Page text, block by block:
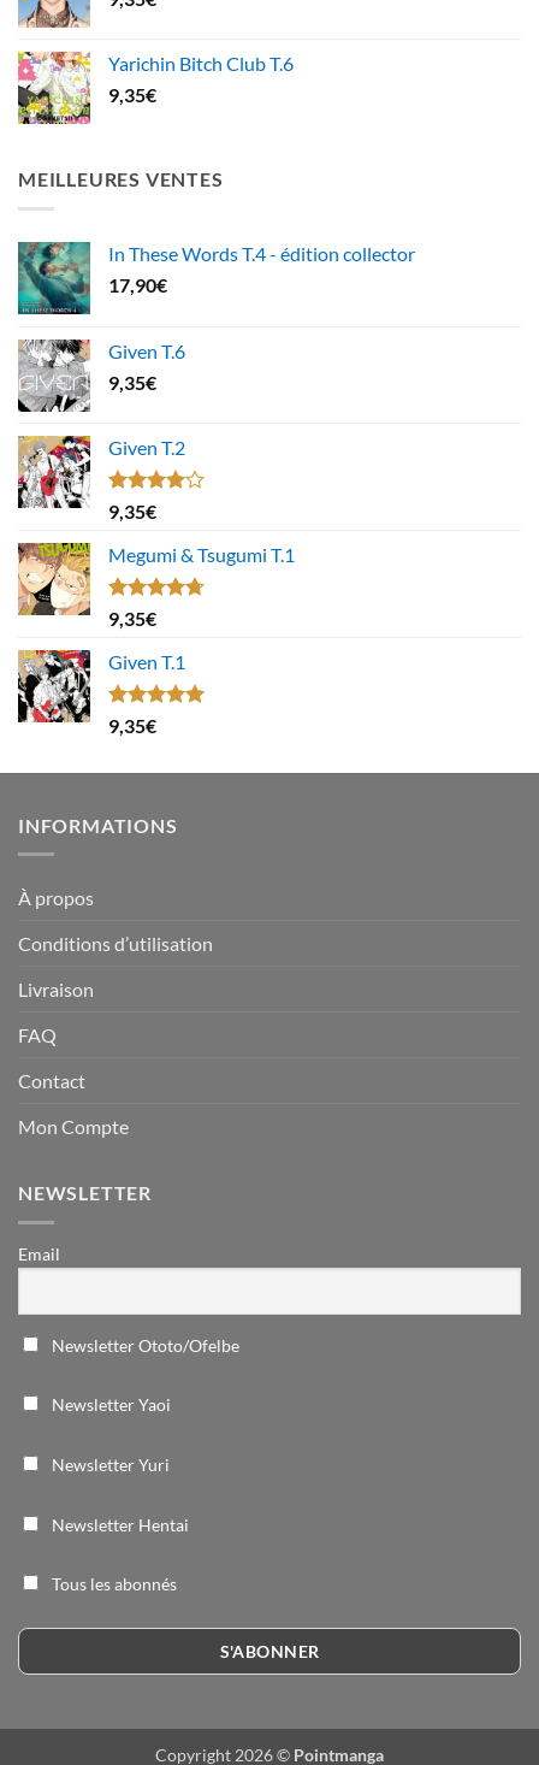
Yarichin Bitch Club T.6
9,35€
MEILLEURES VENTES
In These Words T.4 - édition collector
17,90€
Given T.6
9,35€
Given T.2
Note
4.00
5
9,35€
Megumi & Tsugumi T.1
Note4.67
sur 5
9,35€
Given T.1
Note5.00
sur 5
9,35€
INFORMATIONS
À propos
Conditions d’utilisation
Livraison
FAQ
Contact
Mon Compte
NEWSLETTER
Email
Newsletter Ototo/Ofelbe
Newsletter Yaoi
Newsletter Yuri
Newsletter Hentai
Tous les abonnés
Copyright 2026 © Pointmanga